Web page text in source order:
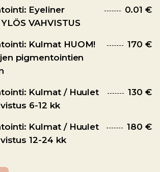
Eyeliner
VAHVISTUS
0.01 €
Kulmat HUOM!
pigmentointien
170 €
Kulmat / Huulet
6-12 kk
130 €
Kulmat / Huulet
12-24 kk
180 €